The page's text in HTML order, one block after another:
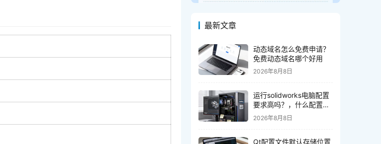
最新文章
动态域名怎么免费申请？
免费动态域名哪个好用
2026年8月8日
运行solidworks电脑配置
要求高吗？，什么配置能
流畅运行
2026年8月8日
Qt配置文件默认存储位置